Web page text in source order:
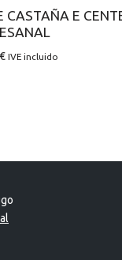
CASTAÑA E
€ IVE incluido